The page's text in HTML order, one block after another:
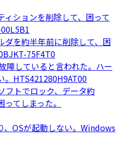
ィションを削除して、困って
ダを約半年前に削除して、困
75F4T0
障していると言われた。ハー
。HTS421280H9AT00
フトでロック、データ約
てしまった。
、OSが起動しない。Windows